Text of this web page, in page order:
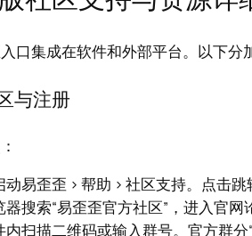
口集成在软件和外部平台。以下分
与注册
动易歪歪 > 帮助 > 社区支持。点击跳
器搜索“易歪歪官方社区”，进入官
内扫描二维码或输入群号。官方群分